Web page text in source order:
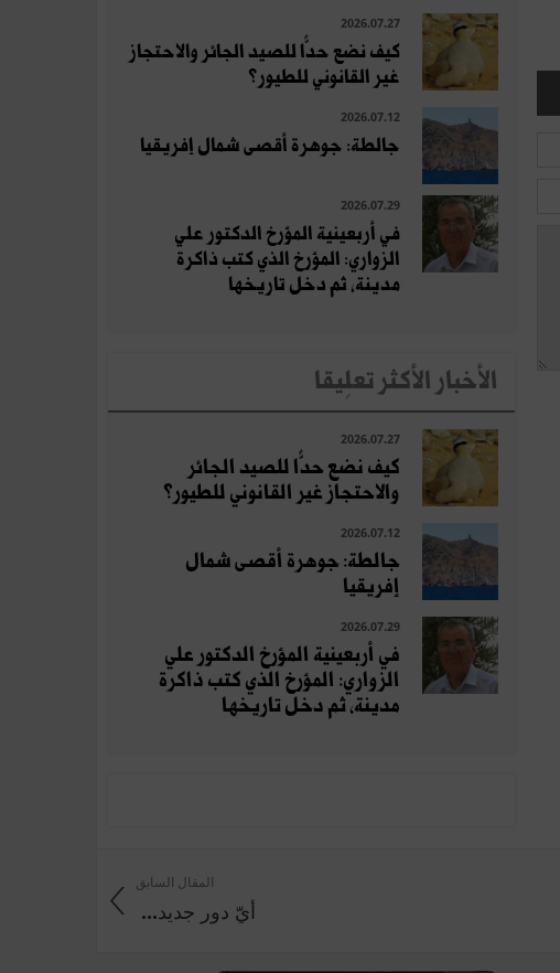
2026.07.27
كيف نضع حدًّا للصيد الجائر والاحتجاز
غير القانوني للطيور؟
2026.07.12
جالطة: جوهرة أقصى شمال إفريقيا
2026.07.29
في أربعينية المؤرخ الدكتور علي
الزواري: المؤرخ الذي كتب ذاكرة
مدينة، ثم دخل تاريخها
الأخبار الأكثر تعلِيقا
2026.07.27
كيف نضع حدًّا للصيد الجائر
والاحتجاز غير القانوني للطيور؟
2026.07.12
جالطة: جوهرة أقصى شمال
إفريقيا
2026.07.29
في أربعينية المؤرخ الدكتور علي
الزواري: المؤرخ الذي كتب ذاكرة
مدينة، ثم دخل تاريخها
المقال السابق
أيّ‭ ‬دور‭ ‬جديد‭ ...